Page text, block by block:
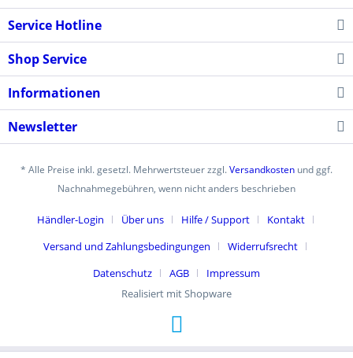
Service Hotline
Shop Service
Informationen
Newsletter
* Alle Preise inkl. gesetzl. Mehrwertsteuer zzgl.Versandkosten und ggf.
Nachnahmegebühren, wenn nicht anders beschrieben
Händler-Login Über uns Hilfe / Support
Kontakt
Versand und Zahlungsbedingungen
Widerrufsrecht
Datenschutz
AGB
Impressum
Realisiert mit Shopware